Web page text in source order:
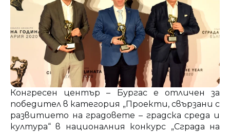
Конгресен център – Бургас е отличен за
победител в категория „Проекти, свързани с
развитието на градовете – градска среда и
култура“ в националния конкурс „Сграда на